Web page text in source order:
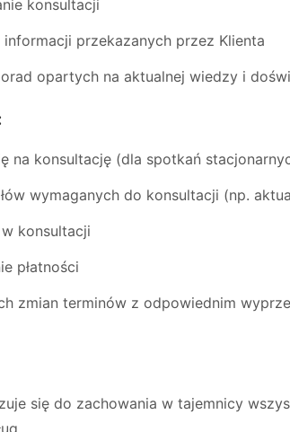
konsultacji
przekazanych przez Klienta
opartych na aktualnej wiedzy i
na konsultację (dla spotkań
wymaganych do konsultacji (np.
konsultacji
płatności
zmian terminów z odpowiednim
się do zachowania w tajemnicy